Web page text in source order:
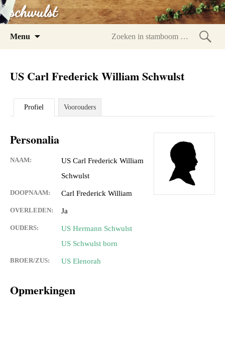
schwulst
Menu
US Carl Frederick William Schwulst
Profiel Voorouders
Personalia
NAAM:
US Carl Frederick William
Schwulst
DOOPNAAM: Carl Frederick William
OVERLEDEN: Ja
OUDERS:
US Hermann Schwulst
US Schwulst born
BROER/ZUS: US Elenorah
Opmerkingen